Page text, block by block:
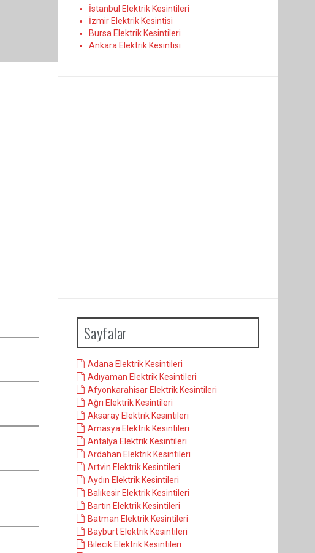
İstanbul Elektrik Kesintileri
İzmir Elektrik Kesintisi
Bursa Elektrik Kesintileri
Ankara Elektrik Kesintisi
Sayfalar
Adana Elektrik Kesintileri
Adıyaman Elektrik Kesintileri
Afyonkarahisar Elektrik Kesintileri
Ağrı Elektrik Kesintileri
Aksaray Elektrik Kesintileri
Amasya Elektrik Kesintileri
Antalya Elektrik Kesintileri
Ardahan Elektrik Kesintileri
Artvin Elektrik Kesintileri
Aydın Elektrik Kesintileri
Balıkesir Elektrik Kesintileri
Bartın Elektrik Kesintileri
Batman Elektrik Kesintileri
Bayburt Elektrik Kesintileri
Bilecik Elektrik Kesintileri